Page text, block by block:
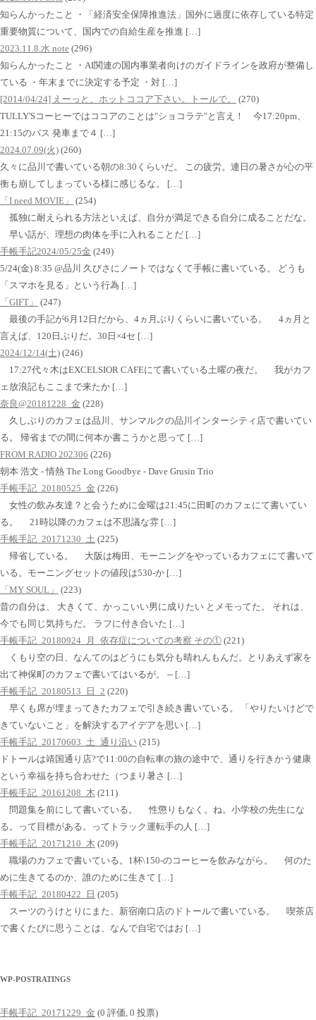
知らんかったこと ・「経済安全保障推進法」国外に過度に依存している特定
重要物質について、国内での自給生産を推進 […]
2023.11.8.水 note (296)
知らんかったこと ・AI関連の国内事業者向けのガイドラインを政府が整備し
ている ・年末までに決定する予定 ・対 […]
[2014/04/24] えーっと、ホットココア下さい。トールで。
(270)
TULLY'Sコーヒーではココアのことは"ショコラテ"と言え！ 今17:20pm、
21:15のバス 発車まで４ […]
2024.07.09(火) (260)
久々に品川で書いている朝の8:30くらいだ。 この疲労。連日の暑さが心の平
衡も崩してしまっている様に感じるな。 […]
「I need MOVIE」
(254)
孤独に耐えられる方法といえば、自分が満足できる自分に成ることだな。
早い話が、理想の肉体を手に入れることだ […]
手帳手記2024/05/25金 (249)
5/24(金) 8:35 @品川 久びさにノートではなくて手帳に書いている。 どうも
「スマホを見る」という行為 […]
「GIFT」
(247)
最後の手記が6月12日だから、4ヵ月ぶりくらいに書いている。 4ヵ月と
言えば、120日ぶりだ。30日×4セ […]
2024/12/14(土) (246)
17:27代々木はEXCELSIOR CAFEにて書いている土曜の夜だ。 我がカフ
ェ放浪記もここまで来たか […]
奈良@20181228_金 (228)
久しぶりのカフェは品川、サンマルクの品川インターシティ店で書いてい
る。 帰省までの間に何本か書こうかと思って […]
FROM RADIO 202306 (226)
朝本 浩文 - 情熱 The Long Goodbye - Dave Grusin Trio
手帳手記_20180525_金 (226)
女性の飲み友達？と会うために金曜は21:45に田町のカフェにて書いてい
る。 21時以降のカフェは不思議な雰 […]
手帳手記_20171230_土 (225)
帰省している。 大阪は梅田、モーニングをやっているカフェにて書いて
いる。モーニングセットの値段は530-か […]
「MY SOUL」
(223)
昔の自分は、 大きくて、かっこいい男に成りたい とメモってた。 それは、
今でも同じ気持ちだ。 ラフに付き合いた […]
手帳手記_20180924_月_依存症についての考察 その① (221)
くもり空の日、なんてのはどうにも気分も晴れんもんだ。とりあえず家を
出て神保町のカフェで書いてはいるが。 -- […]
手帳手記_20180513_日_2 (220)
早くも席が埋まってきたカフェで引き続き書いている。 「やりたいけどで
きていないこと」を解決するアイデアを思い […]
手帳手記_20170603_土_通り沿い (215)
ドトールは靖国通り店?で11:00の自転車の旅の途中で、通りを行きかう健康
という幸福を持ち合わせた（つまり暑さ […]
手帳手記_20161208_木 (211)
問題集を前にして書いている。 性懲りもなく。ね。小学校の先生にな
る。って目標がある。ってトラック運転手の人 […]
手帳手記_20171210_木 (209)
職場のカフェで書いている。1杯\150-のコーヒーを飲みながら。 何のた
めに生きてるのか、誰のために生きて […]
手帳手記_20180422_日 (205)
スーツのうけとりにまた、新宿南口店のドトールで書いている。 喫茶店
で書くたびに思うことは、なんで自宅ではお […]
WP-POSTRATINGS
手帳手記_20171229_金 (0 評価, 0 投票)